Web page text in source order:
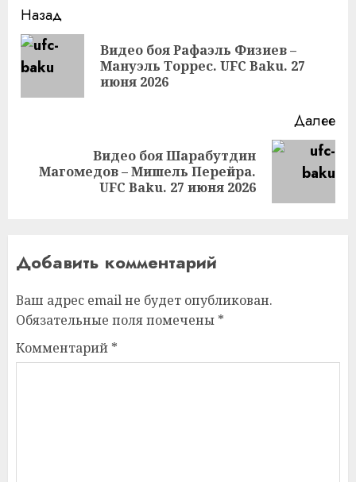
Продолжить
чтение
Назад
Видео боя Рафаэль Физиев –
Мануэль Торрес. UFC Baku. 27
июня 2026
Далее
Следующая
Видео боя Шарабутдин
Магомедов – Мишель Перейра.
UFC Baku. 27 июня 2026
Добавить комментарий
Ваш адрес email не будет опубликован.
Обязательные поля помечены *
Комментарий *